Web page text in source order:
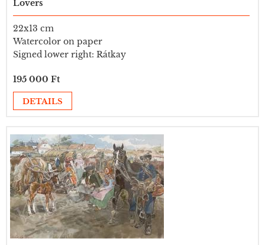
Lovers
22x13 cm
Watercolor on paper
Signed lower right: Rátkay
195 000 Ft
DETAILS